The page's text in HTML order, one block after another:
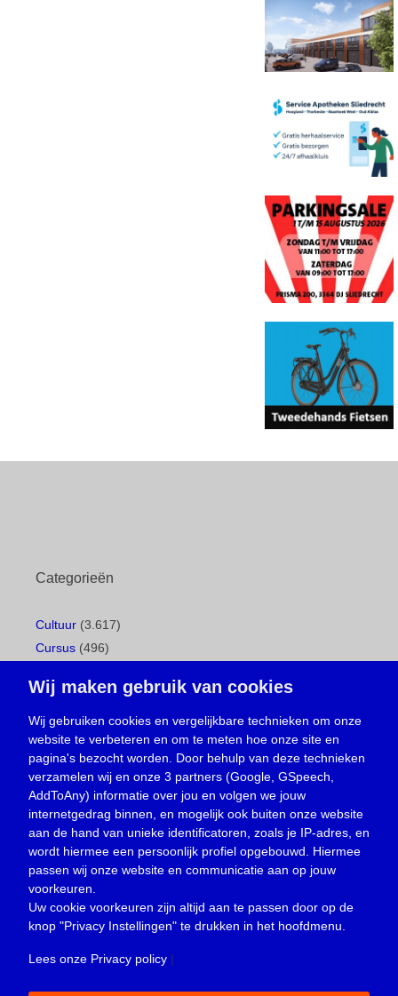
Categorieën
Cultuur (3.617)
Cursus (496)
Gemeentepagina(104)
Ingezonden brief(537)
Media(156)
Nieuws (23.329)
Oproep(734)
Overlijden(39)
Podcast(18)
prijsvraag (5)
Religie (1.438)
Service(226)
Wij maken gebruik van cookies
Wij gebruiken cookies en vergelijkbare technieken om onze
website te verbeteren en om te meten hoe onze site en
pagina's bezocht worden. Door behulp van deze technieken
verzamelen wij en onze 3 partners (Google, GSpeech,
AddToAny) informatie over jou en volgen we jouw
internetgedrag binnen, en mogelijk ook buiten onze website
aan de hand van unieke identificatoren, zoals je IP-adres, en
wordt hiermee een persoonlijk profiel opgebouwd. Hiermee
passen wij onze website en communicatie aan op jouw
voorkeuren.
Uw cookie voorkeuren zijn altijd aan te passen door op de
knop "Privacy Instellingen" te drukken in het hoofdmenu.
Lees onze Privacy policy |